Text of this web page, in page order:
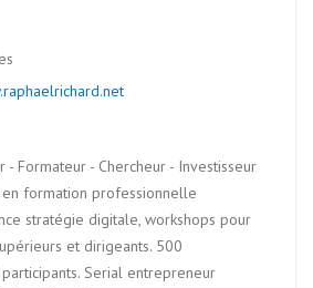
- Formateur - Chercheur - Investisseur
formation professionnelle
stratégie digitale, workshops pour
et dirigeants. 500
Serial entrepreneur